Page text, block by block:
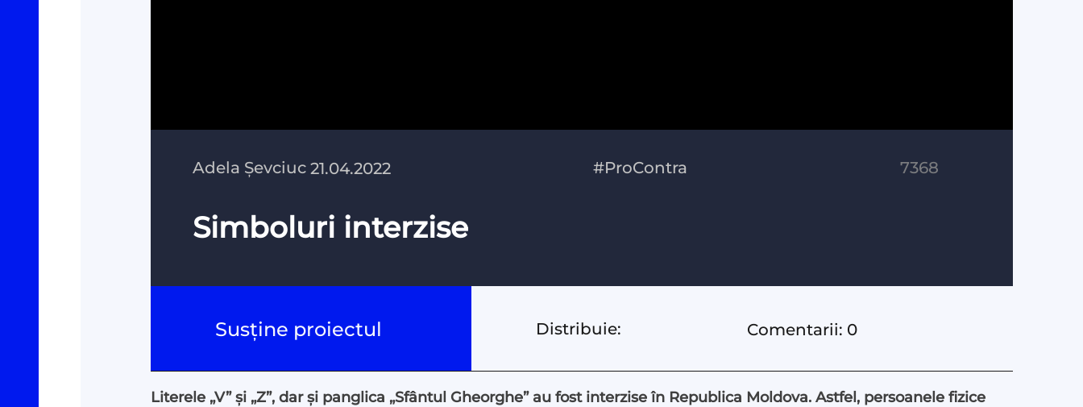
Adela Șevciuc 21.04.2022 #ProContra 7368
Simboluri interzise
Susține proiectul Distribuie: Comentarii: 0
Literele „V” și „Z”, dar și panglica „Sfântul Gheorghe” au fost interzise în Republica Moldova. Astfel, persoanele fizice